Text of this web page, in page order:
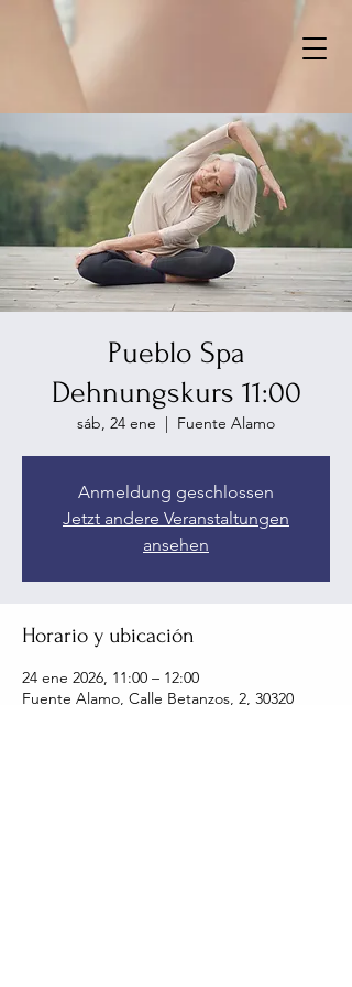
Pueblo Spa
Dehnungskurs 11:00
sáb, 24 ene
  |
Fuente Alamo
Anmeldung geschlossen
Jetzt andere Veranstaltungen
ansehen
Horario y ubicación
24 ene 2026, 11:00 – 12:00
Fuente Alamo, Calle Betanzos, 2, 30320